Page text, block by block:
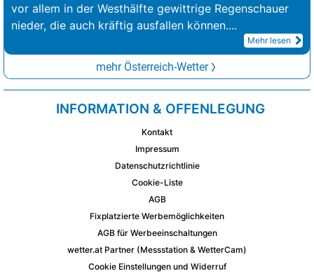
vor allem in der Westhälfte gewittrige Regenschauer
nieder, die auch kräftig ausfallen können....
Mehr lesen
mehr Österreich-Wetter
INFORMATION & OFFENLEGUNG
Kontakt
Impressum
Datenschutzrichtlinie
Cookie-Liste
AGB
Fixplatzierte Werbemöglichkeiten
AGB für Werbeeinschaltungen
wetter.at Partner (Messstation & WetterCam)
Cookie Einstellungen und Widerruf